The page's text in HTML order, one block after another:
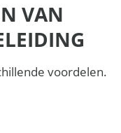
VAN
voordelen.